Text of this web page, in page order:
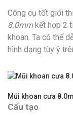
Công cụ tốt giới
8.0mmkết hợp 2
khoan. Ta có thể
hình dạng tùy ý
Mũi khoan cưa
Cấu tạo